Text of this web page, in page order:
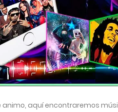
aquí encontraremos